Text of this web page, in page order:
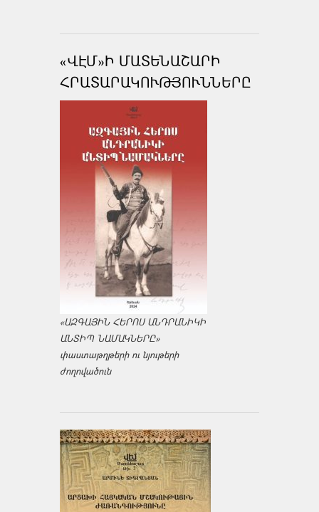
«ՎԷՄ»Ի ՄԱՏԵՆԱՇԱՐԻ
ՀՐԱՏԱՐԱԿՈՒԹՅՈՒՆՆԵՐԸ
«ԱԶԳԱՅԻՆ ՀԵՐՈՍ ԱՆԴՐԱՆԻԿԻ
ԱՆՏԻՊ ՆԱՄԱԿՆԵՐԸ»
փաստաթղթերի ու նյութերի
ժողովածուն